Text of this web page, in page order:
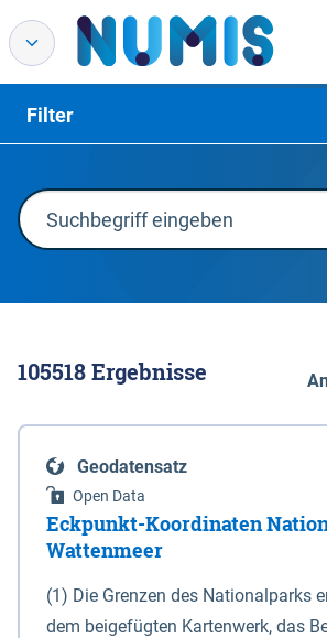
Filter
105518Ergebnisse
Geodatensatz
Open Data
Eckpunkt-Koordinaten
Wattenmeer
(1) Die Grenzen des Nationalparks
dem beigefügten Kartenwerk, das